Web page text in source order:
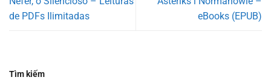
de PDFs Ilimitadas
eBooks (EPUB)
Tìm kiếm